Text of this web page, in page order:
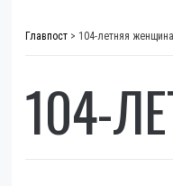
Главпост > 104-летняя женщина
104-